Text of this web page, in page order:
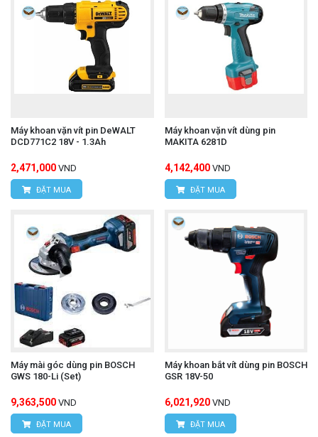
Máy khoan vặn vít pin DeWALT
DCD771C2 18V - 1.3Ah
2,471,000 VND
ĐẶT MUA
Máy khoan vặn vít dùng pin
MAKITA 6281D
4,142,400 VND
ĐẶT MUA
Máy mài góc dùng pin BOSCH
GWS 180-Li (Set)
9,363,500 VND
ĐẶT MUA
Máy khoan bắt vít dùng pin BOSCH
GSR 18V-50
6,021,920 VND
ĐẶT MUA